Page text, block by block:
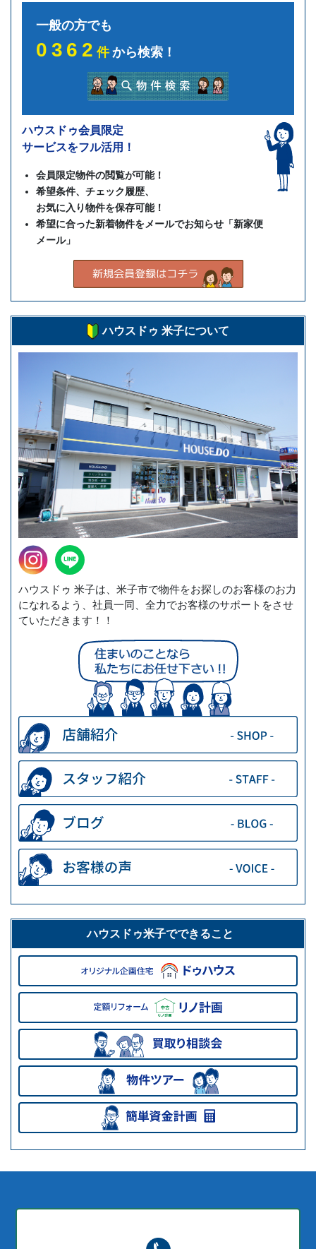
一般の方でも
0362件から検索！
ハウスドゥ会員限定
サービスをフル活用！
会員限定物件の閲覧が可能！
希望条件、チェック履歴、
お気に入り物件を保存可能！
希望に合った新着物件をメールでお知らせ「新家便
メール」
ハウスドゥ 米子について
ハウスドゥ 米子は、米子市で物件をお探しのお客様のお力
になれるよう、社員一同、全力でお客様のサポートをさせ
ていただきます！！
ハウスドゥ米子でできること